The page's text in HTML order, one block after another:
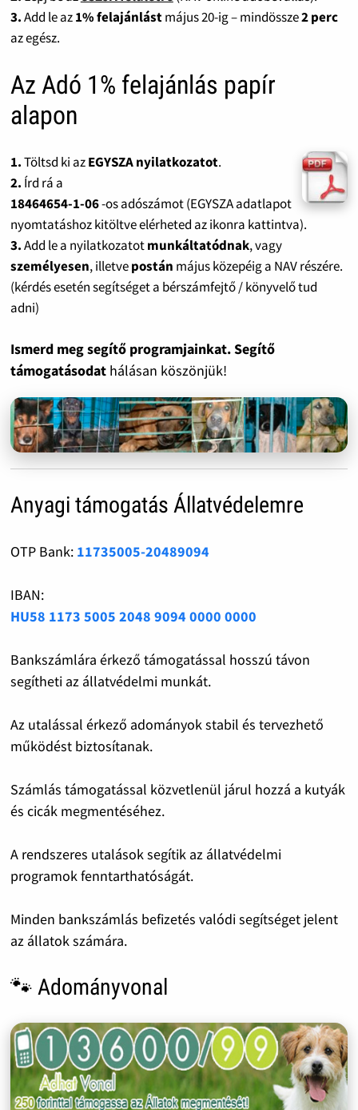
3.Add le az1% felajánlástmájus 20-ig – mindössze2 perc
az egész.
Az Adó 1% felajánlás papír
alapon
1.Töltsd ki azEGYSZA nyilatkozatot.
2. Írd rá a
18464654-1-06-os adószámot (EGYSZA adatlapot
nyomtatáshoz kitöltve elérheted az ikonra kattintva).
3.Add le a nyilatkozatotmunkáltatódnak, vagy
személyesen, illetvepostán május közepéig a NAV részére.
(kérdés esetén segítséget a bérszámfejtő / könyvelő tud
adni)
Ismerd meg segítő programjainkat. Segítő
támogatásodat hálásan köszönjük!
Anyagi támogatás Állatvédelemre
OTP Bank: 11735005-20489094
IBAN:
HU58 1173 5005 2048 9094 0000 0000
Bankszámlára érkező támogatással hosszú távon
segítheti az állatvédelmi munkát.
Az utalással érkező adományok stabil és tervezhető
működést biztosítanak.
Számlás támogatással közvetlenül járul hozzá a kutyák
és cicák megmentéséhez.
A rendszeres utalások segítik az állatvédelmi
programok fenntarthatóságát.
Minden bankszámlás befizetés valódi segítséget jelent
az állatok számára.
🐾 Adományvonal